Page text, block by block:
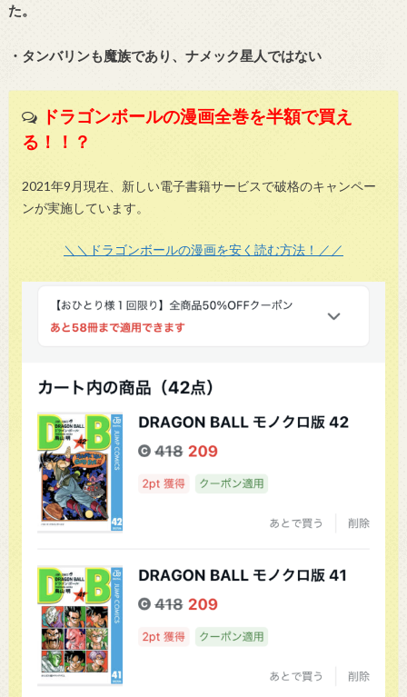
た。
・タンバリンも魔族であり、ナメック星人ではない
ドラゴンボールの漫画全巻を半額で買え
る！！？
2021年9月現在、新しい電子書籍サービスで破格のキャンペー
ンが実施しています。
＼＼ドラゴンボールの漫画を安く読む方法！／／